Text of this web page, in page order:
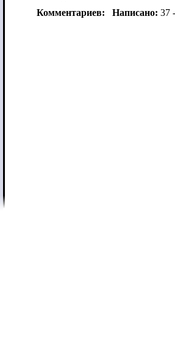
Комментариев:
Написано: 37